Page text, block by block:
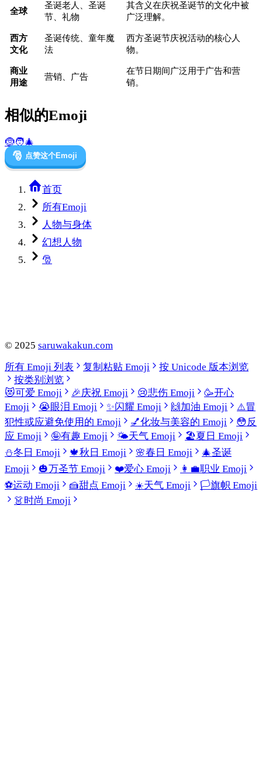
全球
圣诞老人、圣诞
节、礼物
其含义在庆祝圣诞节的文化中被
广泛理解。
西方
文化
圣诞传统、童年魔
法
西方圣诞节庆祝活动的核心人
物。
商业
用途
营销、广告
在节日期间广泛用于广告和营
销。
相似的Emoji
🤶🧑‍🎄
🎅 点赞这个Emoji
首页
所有Emoji
人物与身体
幻想人物
🎅
© 2025 saruwakakun.com
所有 Emoji 列表
复制粘贴 Emoji
按 Unicode 版本浏览
按类别浏览
😻可爱 Emoji 🎉庆祝 Emoji 😢悲伤 Emoji 🥳开心
Emoji
😭眼泪 Emoji ✨闪耀 Emoji 🙌加油 Emoji ⚠️冒
犯性或应避免使用的 Emoji
💅化妆与美容的 Emoji 😳反
应 Emoji
🤪有趣 Emoji 🌤️天气 Emoji 🏖️夏日 Emoji
⛄冬日 Emoji 🍁秋日 Emoji 🌸春日 Emoji 🎄圣诞
Emoji
🎃万圣节 Emoji ❤️爱心 Emoji 👩‍💼职业 Emoji
⚽运动 Emoji 🍰甜点 Emoji ☀️天气 Emoji 🏳️旗帜 Emoji
👗时尚 Emoji